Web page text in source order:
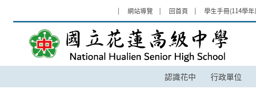
網站導覽
回首頁 學生手冊(114學年
教師研習與活動 - 國立花蓮高級中學
認識花中 行政單位
:::